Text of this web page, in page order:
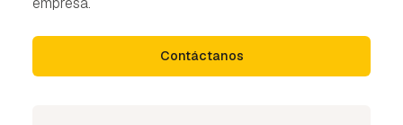
Contáctanos